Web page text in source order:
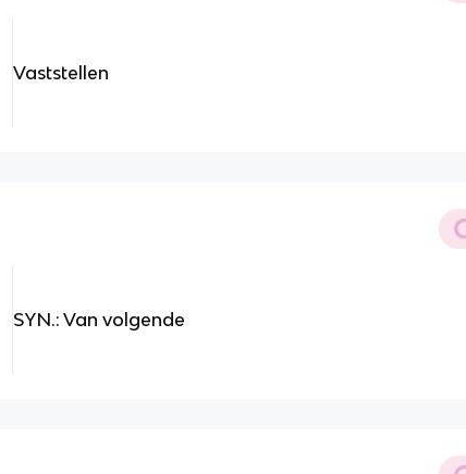
Vaststellen
SYN.: Van volgende